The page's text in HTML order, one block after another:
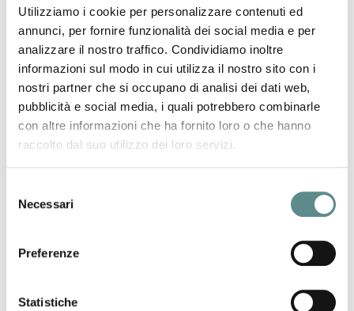
Utilizziamo i cookie per personalizzare contenuti ed
annunci, per fornire funzionalità dei social media e per
analizzare il nostro traffico. Condividiamo inoltre
informazioni sul modo in cui utilizza il nostro sito con i
nostri partner che si occupano di analisi dei dati web,
pubblicità e social media, i quali potrebbero combinarle
con altre informazioni che ha fornito loro o che hanno
raccolto dal suo utilizzo dei loro servizi.
delNecessari
Preferenze
Statistiche
precedente:brexit
successivo:
svizzera: esportare e vendere servizi
06/08/2026
imballaggio (PPWR)
31/07/2026